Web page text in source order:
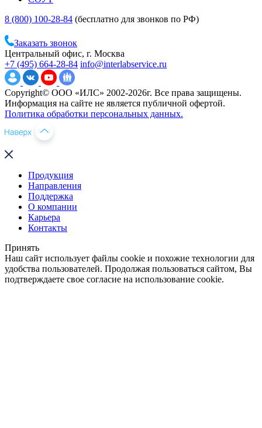
8 (800) 100-28-84 (бесплатно для звонков по РФ)
Заказать звонок
Центральный офис, г. Москва
+7 (495) 664-28-84 info@interlabservice.ru
Copyright© ООО «ИЛС» 2002-2026г. Все права защищены.
Информация на сайте не является публичной офертой.
Политика обработки персональных данных.
Продукция
Направления
Поддержка
О компании
Карьера
Контакты
Принять
Наш сайт использует файлы cookie и похожие технологии для
удобства пользователей. Продолжая пользоваться сайтом, Вы
подтверждаете свое согласие на использование cookie.